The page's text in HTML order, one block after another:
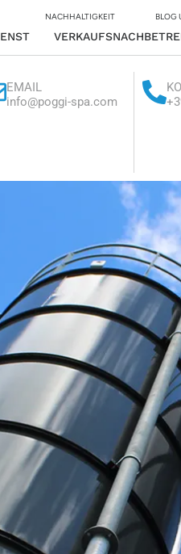
NACHHALTIGKEIT BLOG
EMAIL
info@poggi-spa.com